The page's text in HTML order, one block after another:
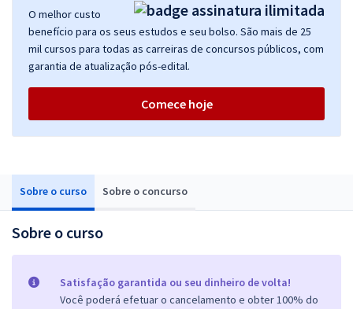
Sobre o curso Sobre o concurso
Sobre o curso
Satisfação garantida ou seu dinheiro de volta!
Você poderá efetuar o cancelamento e obter 100% do
O melhor custo
benefício para os seus estudos e seu bolso. São mais de 25
mil cursos para todas as carreiras de concursos públicos, com
garantia de atualização pós-edital.
Comece hoje